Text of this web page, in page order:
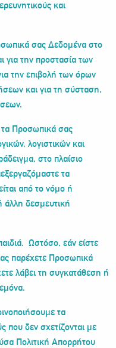
και
σας Δεδομένα στο
για την προστασία των
την επιβολή των όρων
και για τη σύσταση,
τα Προσωπικά σας
λογιστικών και
στο πλαίσιο
τα
από το νόμο ή
άλλη δεσμευτική
Ωστόσο, εάν είστε
παρέχετε Προσωπικά
λάβει τη συγκατάθεση ή
τα
που δεν σχετίζονται με
Πολιτική Απορρήτου